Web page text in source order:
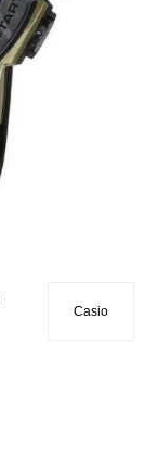
Casio